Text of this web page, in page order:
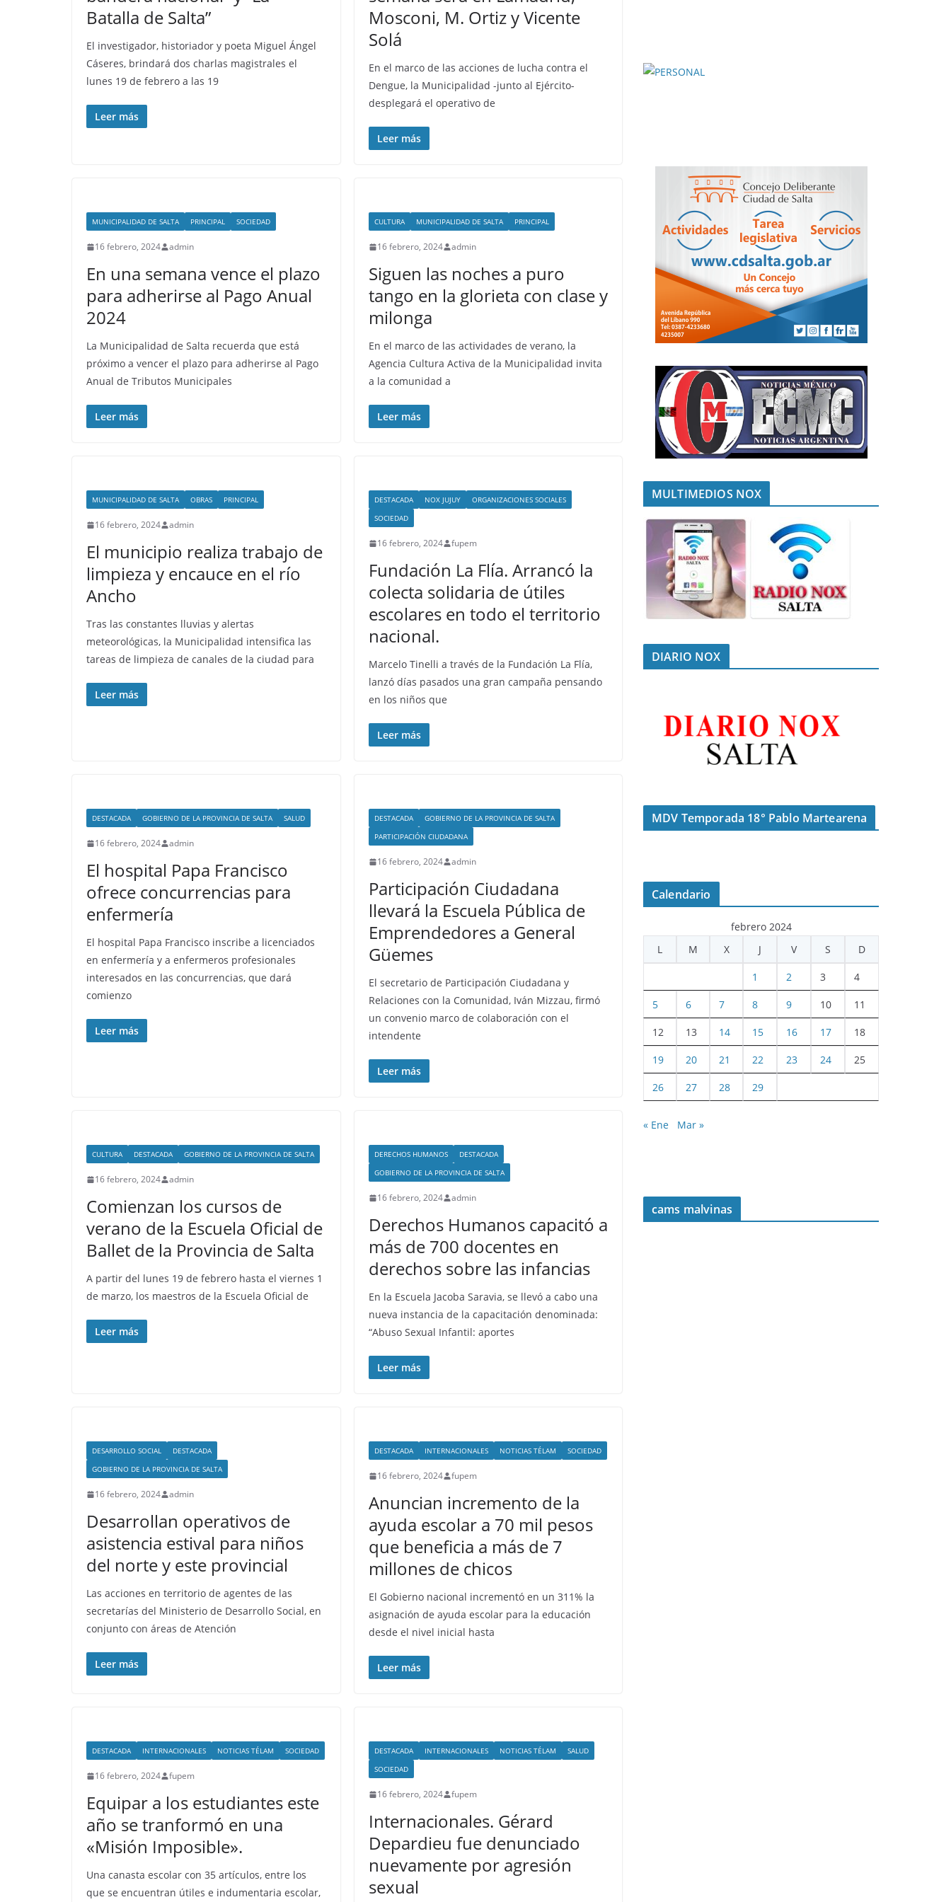
Batalla de Salta”
El investigador, historiador y poeta Miguel Ángel
Cáseres, brindará dos charlas magistrales el
lunes 19 de febrero a las 19
Leer más
Mosconi, M. Ortiz y Vicente
Solá
En el marco de las acciones de lucha contra el
Dengue, la Municipalidad -junto al Ejército-
desplegará el operativo de
Leer más
MUNICIPALIDAD DE SALTA PRINCIPAL SOCIEDAD
16 febrero, 2024 admin
En una semana vence el plazo
para adherirse al Pago Anual
2024
La Municipalidad de Salta recuerda que está
próximo a vencer el plazo para adherirse al Pago
Anual de Tributos Municipales
Leer más
CULTURA MUNICIPALIDAD DE SALTA PRINCIPAL
16 febrero, 2024 admin
Siguen las noches a puro
tango en la glorieta con clase y
milonga
En el marco de las actividades de verano, la
Agencia Cultura Activa de la Municipalidad invita
a la comunidad a
Leer más
MUNICIPALIDAD DE SALTA OBRAS PRINCIPAL
16 febrero, 2024 admin
El municipio realiza trabajo de
limpieza y encauce en el río
Ancho
Tras las constantes lluvias y alertas
meteorológicas, la Municipalidad intensifica las
tareas de limpieza de canales de la ciudad para
Leer más
DESTACADA NOX JUJUY
ORGANIZACIONES SOCIALES
SOCIEDAD
16 febrero, 2024 fupem
Fundación La Flía. Arrancó la
colecta solidaria de útiles
escolares en todo el territorio
nacional.
Marcelo Tinelli a través de la Fundación La Flía,
lanzó días pasados una gran campaña pensando
en los niños que
Leer más
DESTACADA GOBIERNO DE LA PROVINCIA DE SALTA SALUD
16 febrero, 2024 admin
El hospital Papa Francisco
ofrece concurrencias para
enfermería
El hospital Papa Francisco inscribe a licenciados
en enfermería y a enfermeros profesionales
interesados en las concurrencias, que dará
comienzo
Leer más
DESTACADA
GOBIERNO DE LA PROVINCIA DE SALTA
PARTICIPACIÓN CIUDADANA
16 febrero, 2024 admin
Participación Ciudadana
llevará la Escuela Pública de
Emprendedores a General
Güemes
El secretario de Participación Ciudadana y
Relaciones con la Comunidad, Iván Mizzau, firmó
un convenio marco de colaboración con el
intendente
Leer más
CULTURA DESTACADA GOBIERNO DE LA PROVINCIA DE SALTA
16 febrero, 2024 admin
Comienzan los cursos de
verano de la Escuela Oficial de
Ballet de la Provincia de Salta
A partir del lunes 19 de febrero hasta el viernes 1
de marzo, los maestros de la Escuela Oficial de
Leer más
DERECHOS HUMANOS
DESTACADA
GOBIERNO DE LA PROVINCIA DE SALTA
16 febrero, 2024 admin
Derechos Humanos capacitó a
más de 700 docentes en
derechos sobre las infancias
En la Escuela Jacoba Saravia, se llevó a cabo una
nueva instancia de la capacitación denominada:
“Abuso Sexual Infantil: aportes
Leer más
DESARROLLO SOCIAL
DESTACADA
GOBIERNO DE LA PROVINCIA DE SALTA
16 febrero, 2024 admin
Desarrollan operativos de
asistencia estival para niños
del norte y este provincial
Las acciones en territorio de agentes de las
secretarías del Ministerio de Desarrollo Social, en
conjunto con áreas de Atención
Leer más
DESTACADA INTERNACIONALES NOTICIAS TÉLAM SOCIEDAD
16 febrero, 2024 fupem
Anuncian incremento de la
ayuda escolar a 70 mil pesos
que beneficia a más de 7
millones de chicos
El Gobierno nacional incrementó en un 311% la
asignación de ayuda escolar para la educación
desde el nivel inicial hasta
Leer más
DESTACADA INTERNACIONALES NOTICIAS TÉLAM SOCIEDAD
16 febrero, 2024 fupem
Equipar a los estudiantes este
año se tranformó en una
«Misión Imposible».
Una canasta escolar con 35 artículos, entre los
que se encuentran útiles e indumentaria escolar,
DESTACADA INTERNACIONALES NOTICIAS TÉLAM
SALUD
SOCIEDAD
16 febrero, 2024 fupem
Internacionales. Gérard
Depardieu fue denunciado
nuevamente por agresión
sexual
MULTIMEDIOS NOX
DIARIO NOX
MDV Temporada 18° Pablo Martearena
Calendario
febrero 2024
L
M X J V S D
1 2 3 4
5 6 7 8 9 10 11
12 13 14 15 16 17 18
19 20 21 22 23 24 25
26 27 28 29
« Ene Mar »
cams malvinas